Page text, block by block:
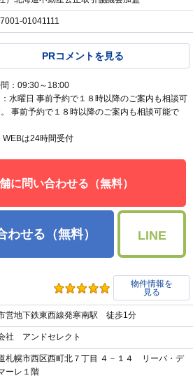
01041111
PRコメントを見る
間：09:30～18:00
水曜日 事前予約で１８時以降のご案内も相談可
事前予約で１８時以降のご案内も相談可能で
WEBは24時間受付
に問い合わせる（無料）
わせる（無料） LINE
物件情報を
見る
営地下鉄東西線発寒南駅 徒歩1分
社 アンドセレクト
札幌市西区西町北７丁目 ４－１４ リーバ・デ
ーレ１階